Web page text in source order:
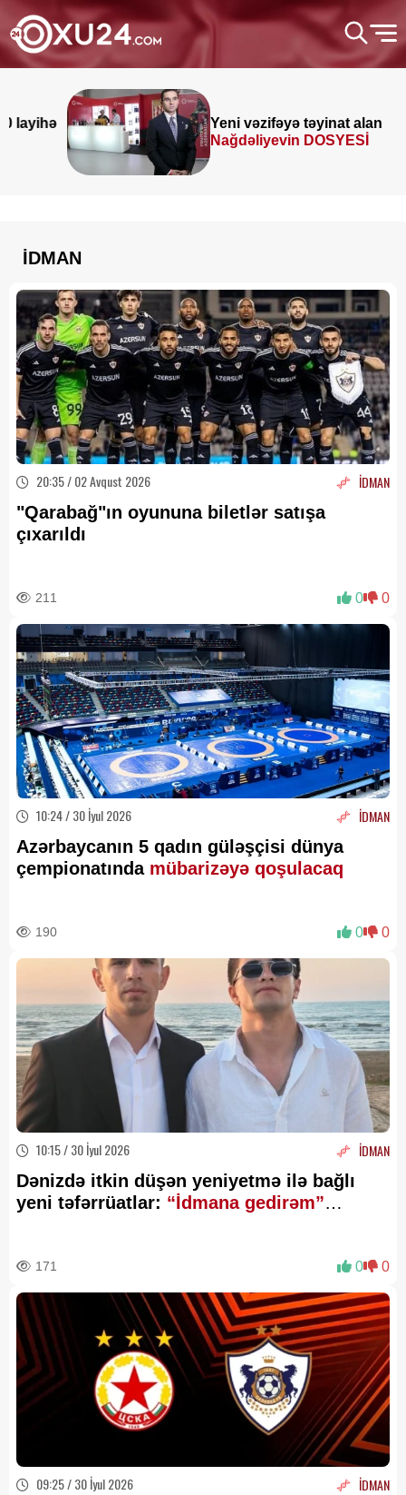
Yeni vəzifəyə təyinat alan
Nağdəliyevin DOSYESİ
İDMAN
20:35 / 02 Avqust 2026 İDMAN
"Qarabağ"ın oyununa biletlər satışa
çıxarıldı
211 0 0
10:24 / 30 İyul 2026 İDMAN
Azərbaycanın 5 qadın güləşçisi dünya
çempionatında mübarizəyə qoşulacaq
190 0 0
10:15 / 30 İyul 2026 İDMAN
Dənizdə itkin düşən yeniyetmə ilə bağlı
yeni təfərrüatlar: “İdmana gedirəm”
171 0 0
09:25 / 30 İyul 2026 İDMAN